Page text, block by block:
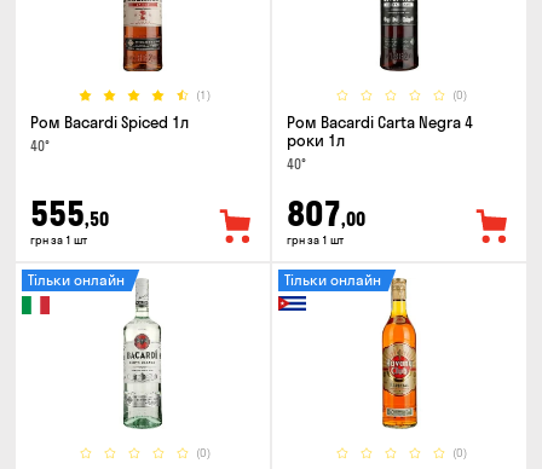
(1)
Ром Bacardi Spiced 1л
40°
555,50
грн за 1 шт
(0)
Ром Bacardi Carta Negra 4
роки 1л
40°
807,00
грн за 1 шт
(0)
Тільки онлайн
(0)
Тільки онлайн